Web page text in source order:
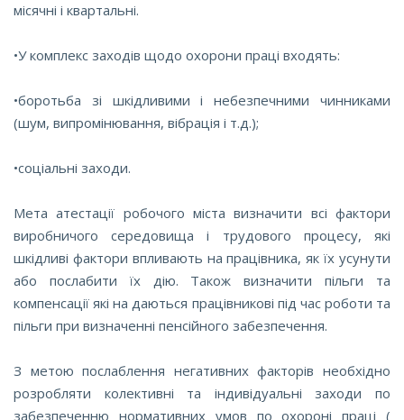
місячні і квартальні.
•У комплекс заходів щодо охорони праці входять:
•боротьба зі шкідливими і небезпечними чинниками
(шум, випромінювання, вібрація і т.д.);
•соціальні заходи.
Мета атестації робочого міста визначити всі фактори
виробничого середовища і трудового процесу, які
шкідливі фактори впливають на працівника, як їх усунути
або послабити їх дію. Також визначити пільги та
компенсації які на даються працівникові під час роботи та
пільги при визначенні пенсійного забезпечення.
З метою послаблення негативних факторів необхідно
розробляти колективні та індивідуальні заходи по
забезпеченню нормативних умов по охороні праці (